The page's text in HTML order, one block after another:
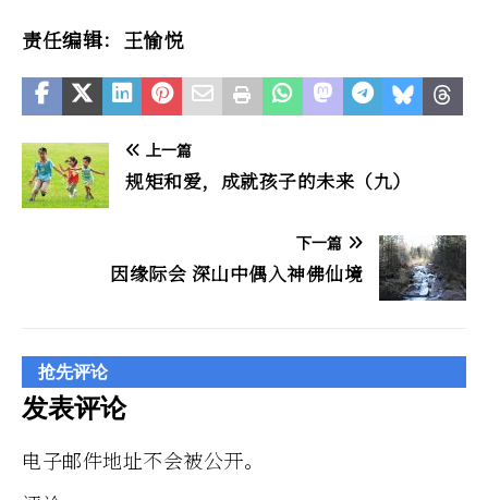
责任编辑：王愉悦
上一篇
规矩和爱，成就孩子的未来（九）
下一篇
因缘际会 深山中偶入神佛仙境
抢先评论
发表评论
电子邮件地址不会被公开。